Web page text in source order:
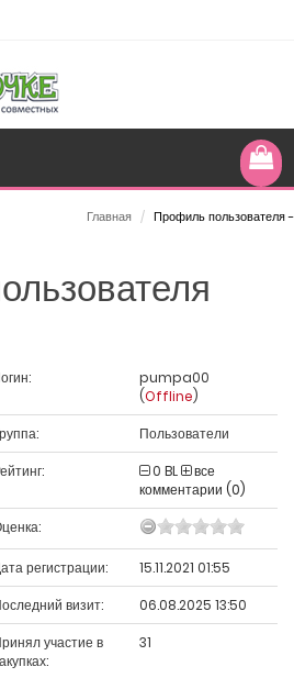
Главная / Профиль пользователя -
pumpa00
(Offline)
Пользователи
0 BL
все
комментарии (0)
регистрации:
15.11.2021 01:55
визит:
06.08.2025 13:50
участие в
31